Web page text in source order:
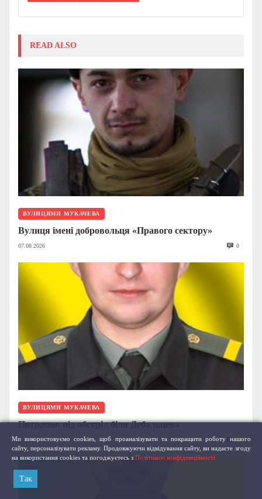
READ ALSO
ВУЛИЦЯМИ МУКАЧЕВА
Вулиця імені добровольця «Правого сектору»
07.08.2026 0
ВУЛИЦЯМИ МУКАЧЕВА
Потрапив під обстріл біля Дебальцева
07.08.2026 0
Ми використовуємо cookies, щоб проаналізувати та покращити роботу нашого
сайту, персоналізувати рекламу. Продовжуючи відвідування сайту, ви надаєте згоду
на використання cookies та погоджуєтесь з Політикою конфіденційності
Так